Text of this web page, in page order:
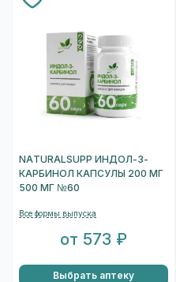
NATURALSUPP ИНДОЛ-3-
КАРБИНОЛ КАПСУЛЫ 200 МГ
500 МГ №60
Все формы выпуска
от 573 ₽
Выбрать аптеку